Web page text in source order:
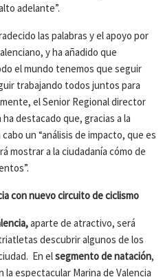
adelante”.
las palabras y el apoyo por
y ha añadido que
el mundo tenemos que seguir
trabajando todos juntos para
el Senior Regional director
destacado que, gracias a la
un “análisis de impacto, que es
mostrar a la ciudadanía cómo de
con nuevo circuito de ciclismo
aparte de atractivo, será
descubrir algunos de los
En elsegmento de natación,
espectacular Marina de Valencia